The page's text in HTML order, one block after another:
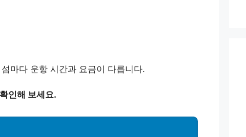
마다 운항 시간과 요금이 다릅니다.
인해 보세요.